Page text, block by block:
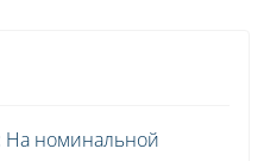
На номинальной